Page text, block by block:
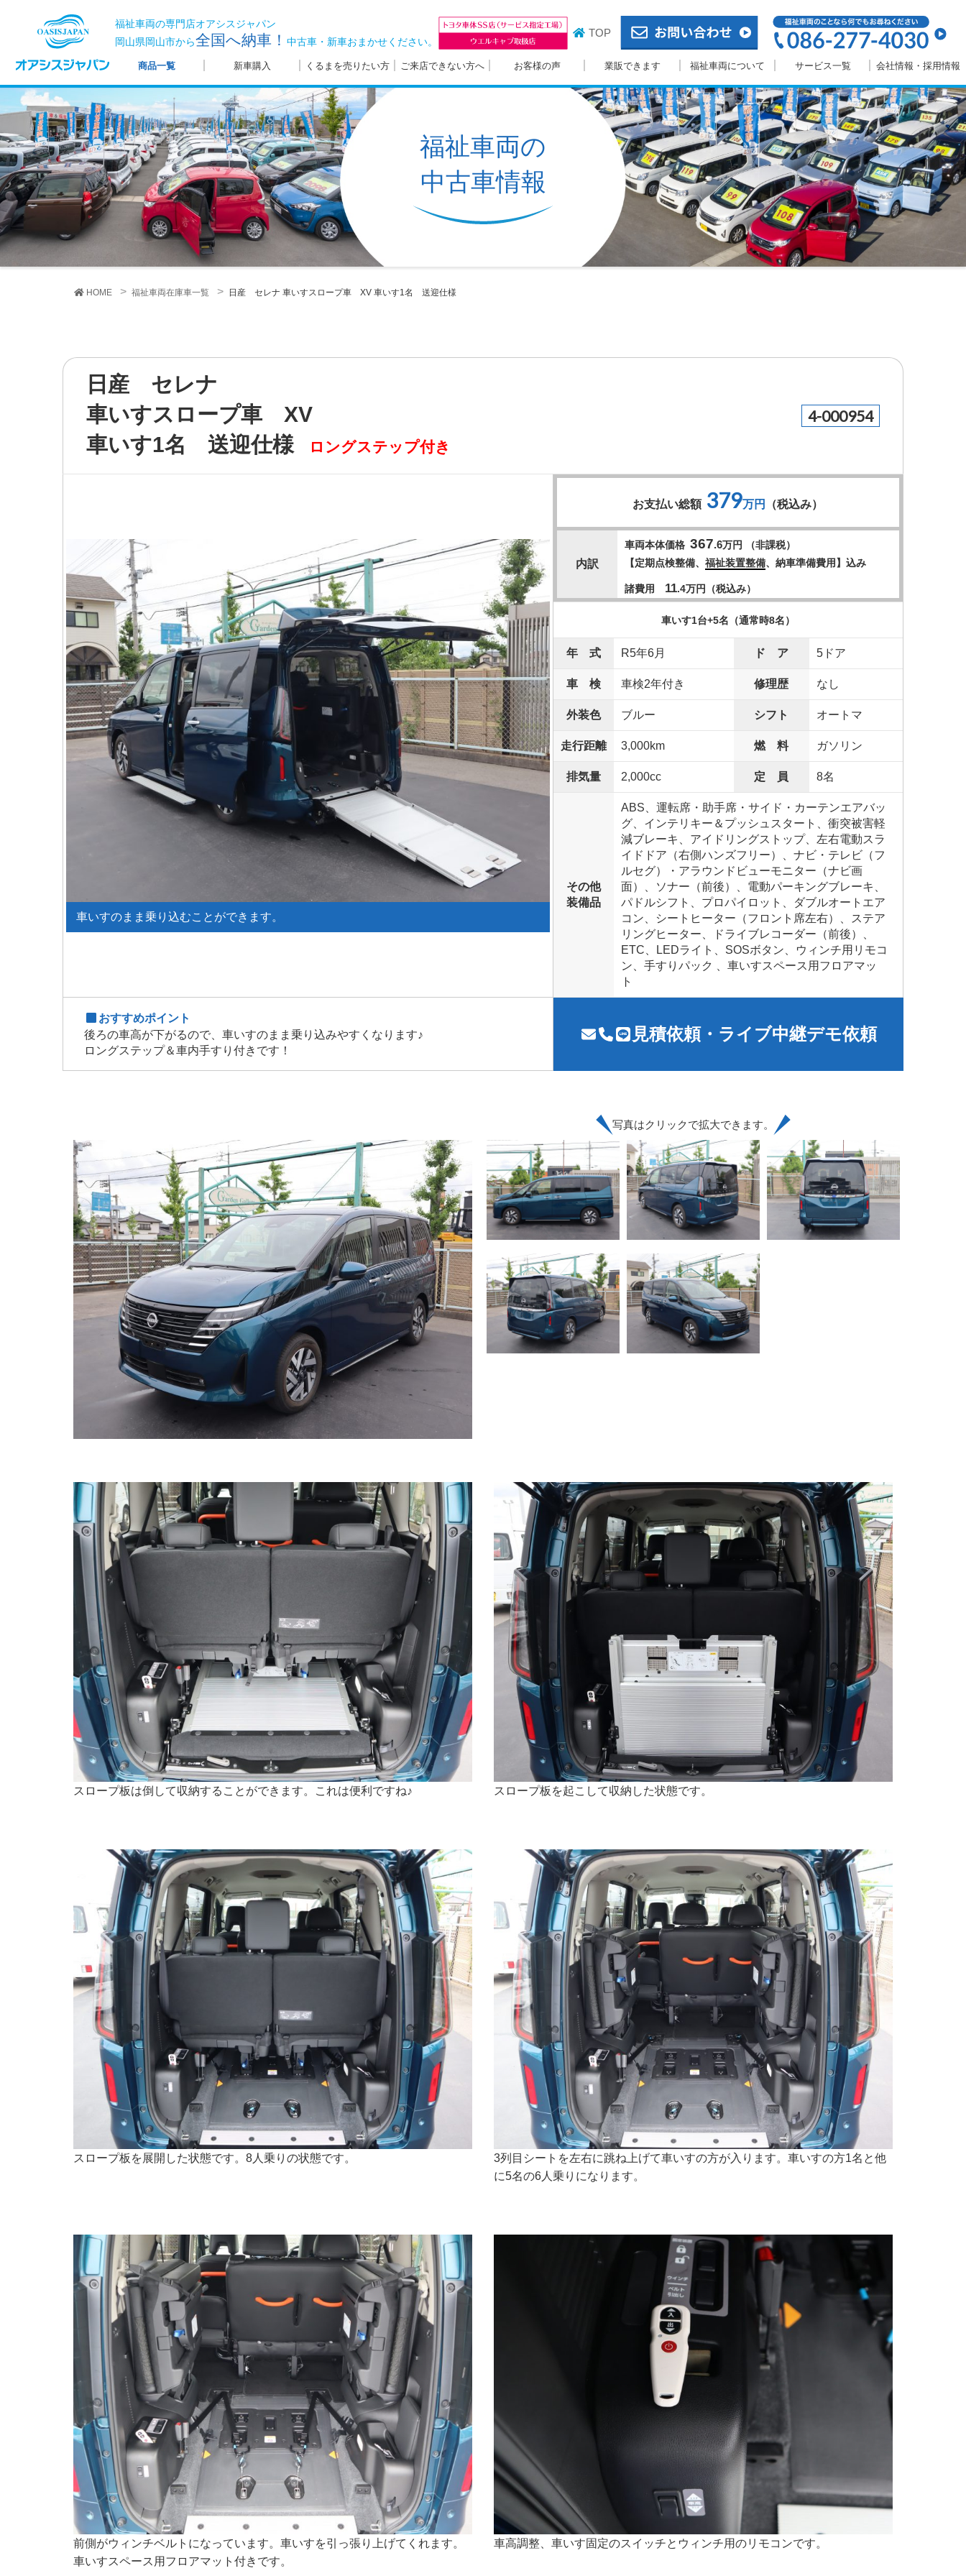
福祉車両の専門店オアシスジャパン
岡山県岡山市から全国へ納車！中古車・新車おまかせください。
TOP
商品一覧 新車購入 くるまを売りたい方 ご来店できない方へ お客様の声 業販できます 福祉車両について サービス一覧 会社情報・採用情報
福祉車両の
中古車情報
HOME 福祉車両在庫車一覧 日産 セレナ 車いすスロープ車 XV 車いす1名 送迎仕様
日産 セレナ
車いすスロープ車 XV
車いす1名 送迎仕様
ロングステップ付き
4-000954
車いすのまま乗り込むことができます。
お支払い総額 379万円 （税込み）
内訳
車両本体価格 367.6万円 （非課税）
【定期点検整備、 福祉装置整備、納車準備費用】込み
諸費用 11.4万円（税込み）
車いす1台+5名（通常時8名）
年 式 R5年6月 ド ア 5ドア
車 検 車検2年付き 修理歴 なし
外装色 ブルー シフト オートマ
走行距離 3,000km 燃 料 ガソリン
排気量 2,000cc 定 員 8名
その他
装備品
ABS、運転席・助手席・サイド・カーテンエアバッ
グ、インテリキー＆プッシュスタート、衝突被害軽
減ブレーキ、アイドリングストップ、左右電動スラ
イドドア（右側ハンズフリー）、ナビ・テレビ（フ
ルセグ）・アラウンドビューモニター（ナビ画
面）、ソナー（前後）、電動パーキングブレーキ、
パドルシフト、プロパイロット、ダブルオートエア
コン、シートヒーター（フロント席左右）、ステア
リングヒーター、ドライブレコーダー（前後）、
ETC、LEDライト、SOSボタン、ウィンチ用リモコ
ン、手すりパック 、車いすスペース用フロアマッ
ト
おすすめポイント
後ろの車高が下がるので、車いすのまま乗り込みやすくなります♪
ロングステップ＆車内手すり付きです！
見積依頼・ライブ中継デモ依頼
写真はクリックで拡大できます。
スロープ板は倒して収納することができます。これは便利ですね♪ スロープ板を起こして収納した状態です。
スロープ板を展開した状態です。8人乗りの状態です。
3列目シートを左右に跳ね上げて車いすの方が入ります。車いすの方1名と他
に5名の6人乗りになります。
前側がウィンチベルトになっています。車いすを引っ張り上げてくれます。
車いすスペース用フロアマット付きです。
車高調整、車いす固定のスイッチとウィンチ用のリモコンです。